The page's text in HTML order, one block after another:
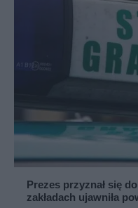
Prezes przyznał się
zakładach ujawniła